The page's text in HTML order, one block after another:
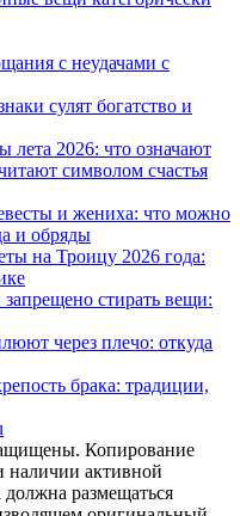
с неудачами с
сулят богатство и
лета 2026: что означают
символом счастья
и жениха: что можно
и обряды
на Троицу 2026 года:
стирать вещи:
через плечо: откуда
брака: традиции,
Копирование
наличии активной
размещаться